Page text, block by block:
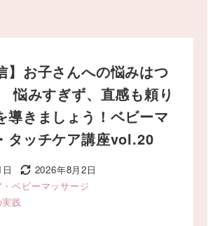
】お子さんへの悩みはつ
みすぎず、直感も頼り
導きましょう！ベビーマ
タッチケア講座vol.20
更新日
2026年8月2日
ベビーマッサージ
践